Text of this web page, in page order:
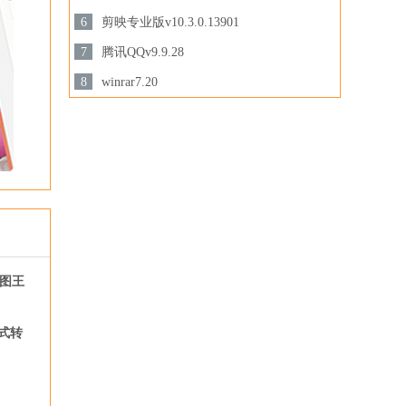
王
转
3.28MB /
6
剪映专业版v10.3.0.13901
694.78 MB /
下载
7
腾讯QQv9.9.28
201.87MB /
8
winrar7.20